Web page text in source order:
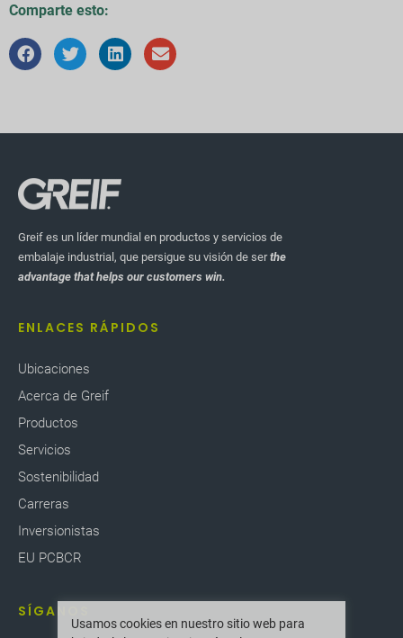
Comparte esto:
Greif es un líder mundial en productos y servicios de
embalaje industrial, que persigue su visión de serthe
advantage that helps our customers win.
ENLACES RÁPIDOS
Ubicaciones
Acerca de Greif
Productos
Servicios
Sostenibilidad
Carreras
Inversionistas
EU PCBCR
SÍGANOS
Usamos cookies en nuestro sitio web para